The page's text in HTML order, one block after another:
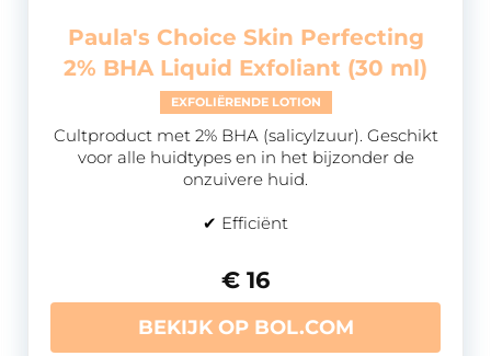
Paula's Choice Skin Perfecting
2% BHA Liquid Exfoliant (30 ml)
EXFOLIËRENDE LOTION
Cultproduct met 2% BHA (salicylzuur). Geschikt
voor alle huidtypes en in het bijzonder de
onzuivere huid.
✔ Efficiënt
€ 16
BEKIJK OP BOL.COM